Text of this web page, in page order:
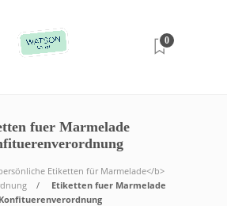
0
fuer Marmelade
Etiketten für Marmelade</b>
Etiketten fuer Marmelade
Konfituerenverordnung